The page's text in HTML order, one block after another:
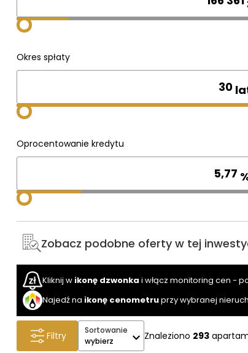
Okres spłaty
Oprocentowanie kredytu
Zobacz podobne oferty w tej
Kliknij w ikonę dzwonka i włącz monitoring cen -
Najedź na ikonę cenometruprzy wybranej
Filtry
Sortowanie
wybierz
Znaleziono 293